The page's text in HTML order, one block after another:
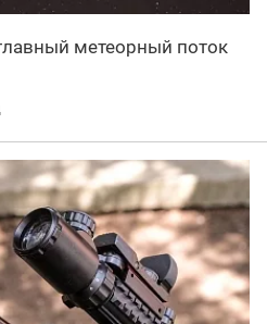
метеорный поток